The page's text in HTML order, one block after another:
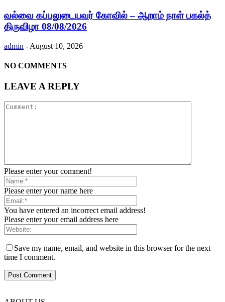
வல்வை கப்பலுடையவர் கோவில் – ஆறாம் நாள் பகல்த்
திருவிழா 08/08/2026
admin - August 10, 2026
NO COMMENTS
LEAVE A REPLY
Please enter your comment!
Please enter your name here
You have entered an incorrect email address!
Please enter your email address here
Save my name, email, and website in this browser for the next
time I comment.